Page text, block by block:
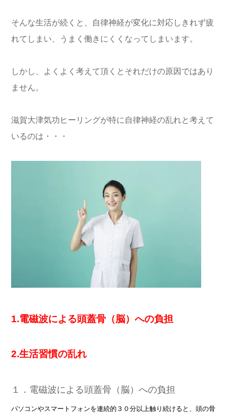
そんな生活が続くと、自律神経が変化に対応しきれず疲
れてしまい、うまく働きにくくなってしまいます。
しかし、よくよく考えて頂くとそれだけの原因ではあり
ません。
滋賀大津気功ヒーリングが特に自律神経の乱れと考えて
いるのは・・・
1.電磁波による頭蓋骨（脳）への負担
2.生活習慣の乱れ
１．電磁波による頭蓋骨（脳）への負担
パソコンやスマートフォンを連続的３０分以上触り続けると、頭の骨